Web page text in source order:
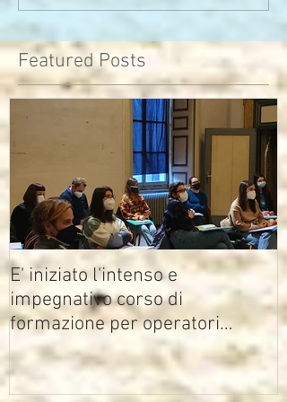
che di pensieri
Featured Posts
E' iniziato l'intenso e
impegnativo corso di
formazione per operatori
multimediali Avisco